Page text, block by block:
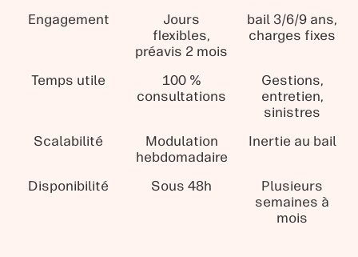
Engagement
Jours
flexibles,
préavis 2 mois
bail 3/6/9 ans,
charges fixes
Temps utile
100 %
consultations
Gestions,
entretien,
sinistres
Scalabilité
Modulation
hebdomadaire
Inertie au bail
Disponibilité Sous 48h
Plusieurs
semaines à
mois